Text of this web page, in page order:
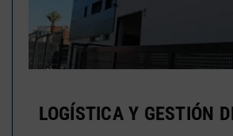
LOGÍSTICA Y GESTIÓN